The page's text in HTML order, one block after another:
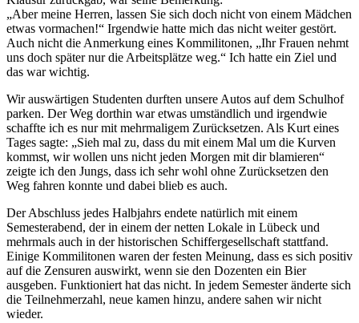
Aber meine Herren, lassen Sie sich doch nicht von einem Mädchen
etwas vormachen!
Irgendwie hatte mich das nicht weiter gestört.
Auch nicht die Anmerkung eines Kommilitonen,
Ihr Frauen nehmt
uns doch später nur die Arbeitsplätze weg.
Ich hatte ein Ziel und
das war wichtig.
Wir auswärtigen Studenten durften unsere Autos auf dem Schulhof
parken. Der Weg dorthin war etwas umständlich und irgendwie
schaffte ich es nur mit mehrmaligem Zurücksetzen. Als Kurt eines
Tages sagte:
Sieh mal zu, dass du mit einem Mal um die Kurven
kommst, wir wollen uns nicht jeden Morgen mit dir blamieren
zeigte ich den Jungs, dass ich sehr wohl ohne Zurücksetzen den
Weg fahren konnte und dabei blieb es auch.
Der Abschluss jedes Halbjahrs endete natürlich mit einem
Semesterabend, der in einem der netten Lokale in Lübeck und
mehrmals auch in der historischen Schiffergesellschaft stattfand.
Einige Kommilitonen waren der festen Meinung, dass es sich positiv
auf die Zensuren auswirkt, wenn sie den Dozenten ein Bier
ausgeben. Funktioniert hat das nicht. In jedem Semester änderte sich
die Teilnehmerzahl, neue kamen hinzu, andere sahen wir nicht
wieder.